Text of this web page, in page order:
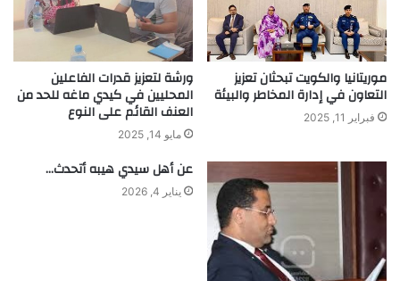
موريتانيا والكويت تبحثان تعزيز
التعاون في إدارة المخاطر والبيئة
فبراير 11, 2025
ورشة لتعزيز قدرات الفاعلين
المحليين في كيدي ماغه للحد من
العنف القائم على النوع
مايو 14, 2025
عن أهل سيدي هيبه أتحدث…
يناير 4, 2026